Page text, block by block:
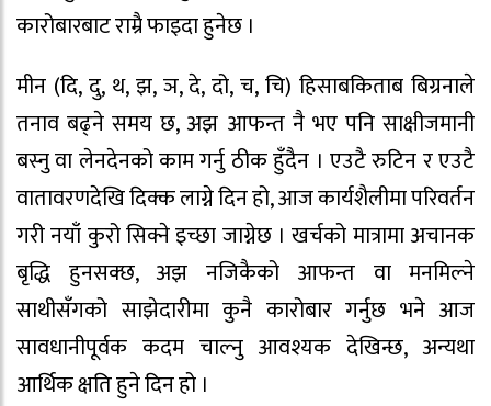
कारोबारबाट राम्रै फाइदा हुनेछ ।
मीन (दि, दु, थ, झ, ञ, दे, दो, च, चि) हिसाबकिताब बिग्रनाले
तनाव बढ्ने समय छ, अझ आफन्त नै भए पनि साक्षीजमानी
बस्नु वा लेनदेनको काम गर्नु ठीक हुँदैन । एउटै रुटिन र एउटै
वातावरणदेखि दिक्क लाग्ने दिन हो, आज कार्यशैलीमा परिवर्तन
गरी नयाँ कुरो सिक्ने इच्छा जाग्नेछ । खर्चको मात्रामा अचानक
बृद्धि हुनसक्छ, अझ नजिकैको आफन्त वा मनमिल्ने
साथीसँगको साझेदारीमा कुनै कारोबार गर्नुछ भने आज
सावधानीपूर्वक कदम चाल्नु आवश्यक देखिन्छ, अन्यथा
आर्थिक क्षति हुने दिन हो ।